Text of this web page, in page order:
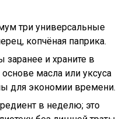
три универсальные
копчёная паприка.
заранее и храните в
масла или уксуса
для экономии времени.
в неделю; это